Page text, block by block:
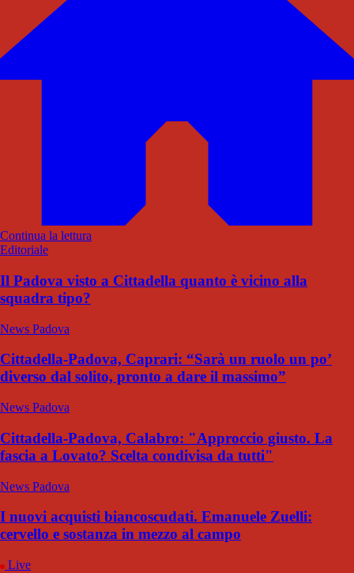
Continua la lettura
Editoriale
Il Padova visto a Cittadella quanto è vicino alla
squadra tipo?
News Padova
Cittadella-Padova, Caprari: “Sarà un ruolo un po’
diverso dal solito, pronto a dare il massimo”
News Padova
Cittadella-Padova, Calabro: "Approccio giusto. La
fascia a Lovato? Scelta condivisa da tutti"
News Padova
I nuovi acquisti biancoscudati. Emanuele Zuelli:
cervello e sostanza in mezzo al campo
Live